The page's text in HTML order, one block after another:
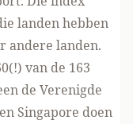
landen hebben
andere landen.
van de 163
de Verenigde
Singapore doen